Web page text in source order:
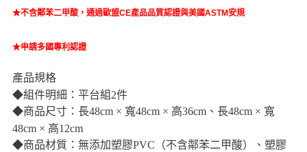
★不含鄰苯二甲酸， 通過歐盟CE產品品質認證與美國ASTM安規
★申請多國專利認證
產品規格
◆組件明細：平台組2件
◆商品尺寸：長48cm × 寬48cm × 高36cm、長48cm × 寬
48cm × 高12cm
◆商品材質：無添加塑膠PVC（不含鄰苯二甲酸）、塑膠